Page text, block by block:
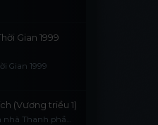
Gian 1999
Gian 1999
(Vương triều 1)
nhà Thanh phần